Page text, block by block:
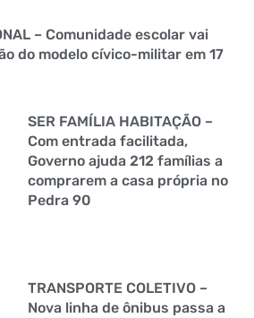
– Comunidade escolar vai
do modelo cívico-militar em 17
SER FAMÍLIA HABITAÇÃO –
Com entrada facilitada,
Governo ajuda 212 famílias a
comprarem a casa própria no
Pedra 90
TRANSPORTE COLETIVO –
Nova linha de ônibus passa a